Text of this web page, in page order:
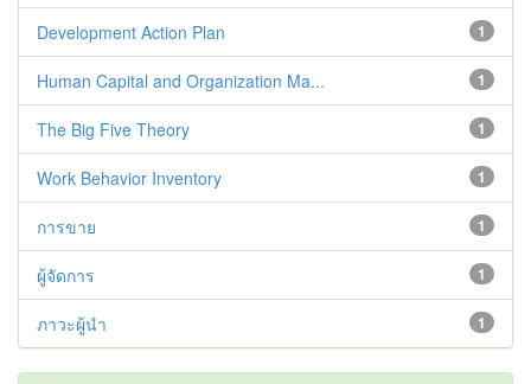
1
Development Action Plan
1
Human Capital and Organization Ma...
1
The Big Five Theory
1
Work Behavior Inventory
1
การขาย
1
ผู้จัดการ
1
ภาวะผู้นำ